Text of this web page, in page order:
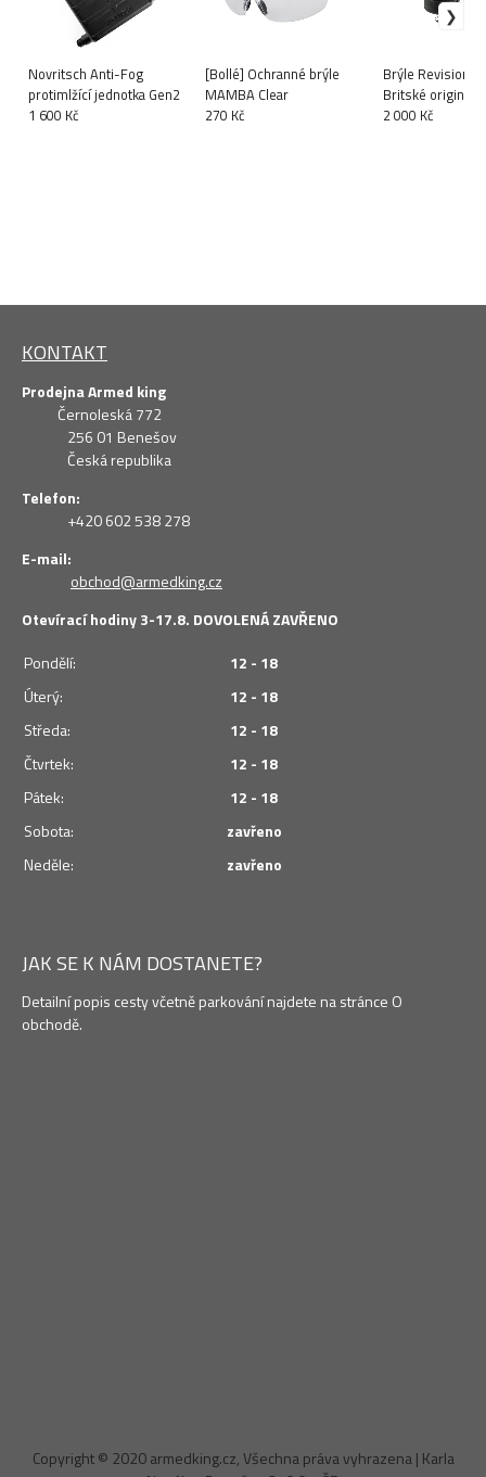
Novritsch Anti-Fog
protimlžící jednotka Gen2
1 600 Kč
[Bollé] Ochranné brýle
MAMBA Clear
270 Kč
Brýle Revision
Britské originál
2 000 Kč
KONTAKT
Prodejna Armed king
Černoleská 772
256 01 Benešov
Česká republika
Telefon:
+420 602 538 278
E-mail:
obchod@armedking.cz
Otevírací hodiny 3-17.8. DOVOLENÁ ZAVŘENO
Pondělí:
12 - 18
Úterý:
12 - 18
Středa:
12 - 18
Čtvrtek:
12 - 18
Pátek:
12 - 18
Sobota:
zavřeno
Neděle:
zavřeno
JAK SE K NÁM DOSTANETE?
Detailní popis cesty včetně parkování najdete na stránce O
obchodě.
Copyright © 2020 armedking.cz, Všechna práva vyhrazena | Karla